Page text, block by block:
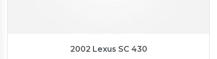
2002 Lexus SC 430